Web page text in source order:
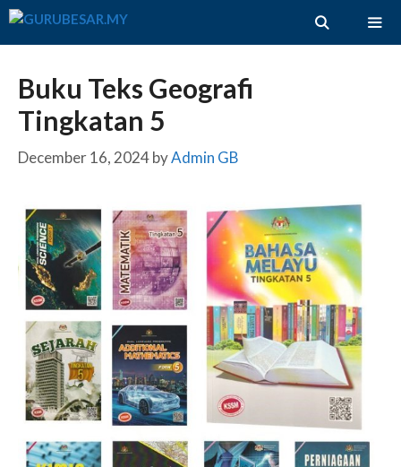
Skip
Buku Teks Geografi
Tingkatan 5
December 16, 2024byAdmin GB